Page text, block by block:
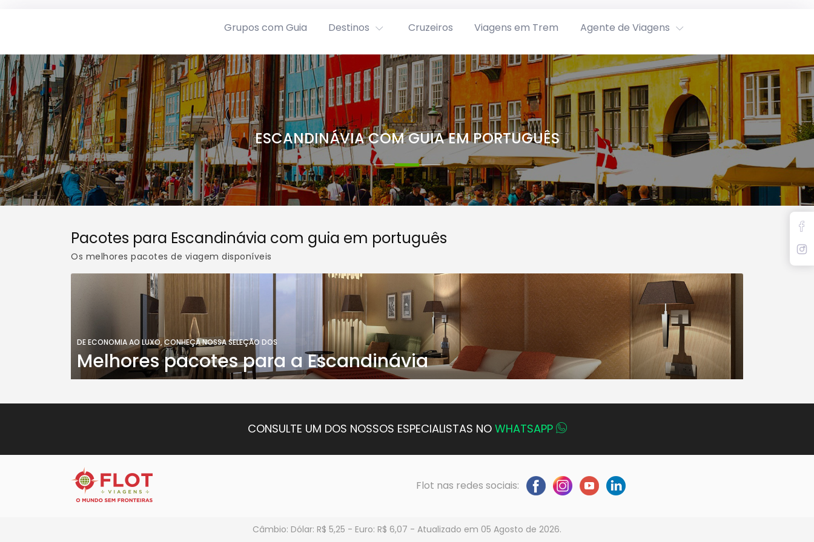
Grupos com Guia Destinos Cruzeiros Viagens em Trem Agente de Viagens
ESCANDINÁVIA COM GUIA EM PORTUGUÊS
Pacotes para Escandinávia com guia em português
Os melhores pacotes de viagem disponíveis
DE ECONOMIA AO LUXO, CONHEÇA NOSSA SELEÇÃO DOS
Melhores pacotes para a Escandinávia
CONSULTE UM DOS NOSSOS ESPECIALISTAS NO WHATSAPP
Flot nas redes sociais:
Câmbio: Dólar: R$ 5,25 - Euro: R$ 6,07 - Atualizado em 05 Agosto de 2026.